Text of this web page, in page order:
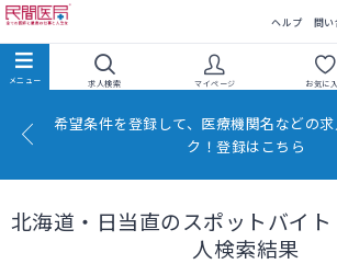
ヘルプ 問い
求人検索 マイページ お気に
希望条件を登録して、医療機関名などの
ク！登録はこちら
北海道・日当直のスポットバイ
人検索結果